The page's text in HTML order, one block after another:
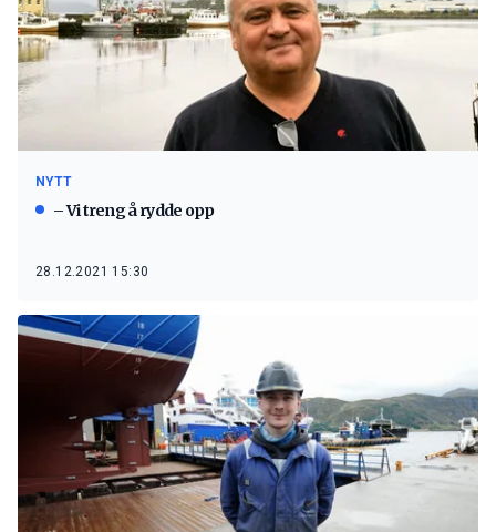
NYTT
– Vi treng å rydde opp
28.12.2021 15:30